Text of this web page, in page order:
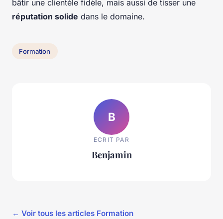
bâtir une clientèle fidèle, mais aussi de tisser une
réputation solide dans le domaine.
Formation
B
ECRIT PAR
Benjamin
← Voir tous les articles Formation